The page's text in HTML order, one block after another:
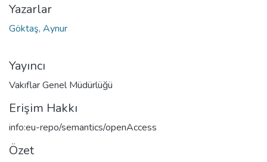
Yazarlar
Göktaş, Aynur
Yayıncı
Vakıflar Genel Müdürlüğü
Erişim Hakkı
info:eu-repo/semantics/openAccess
Özet